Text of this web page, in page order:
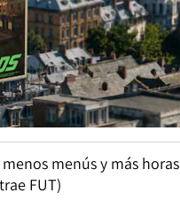
menús y más horas
FUT)